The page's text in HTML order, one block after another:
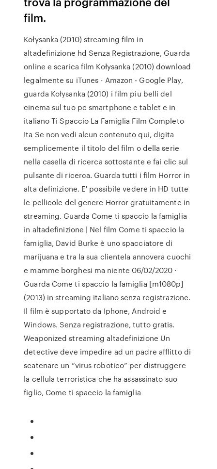
film.
Kołysanka (2010) streaming film in
altadefinizione hd Senza Registrazione, Guarda
online e scarica film Kołysanka (2010) download
legalmente su iTunes - Amazon - Google Play,
guarda Kołysanka (2010) i film piu belli del
cinema sul tuo pc smartphone e tablet e in
italiano Ti Spaccio La Famiglia Film Completo
Ita Se non vedi alcun contenuto qui, digita
semplicemente il titolo del film o della serie
nella casella di ricerca sottostante e fai clic sul
pulsante di ricerca. Guarda tutti i film Horror in
alta definizione. E' possibile vedere in HD tutte
le pellicole del genere Horror gratuitamente in
streaming. Guarda Come ti spaccio la famiglia
in altadefinizione | Nel film Come ti spaccio la
famiglia, David Burke è uno spacciatore di
marijuana e tra la sua clientela annovera cuochi
e mamme borghesi ma niente 06/02/2020 ·
Guarda Come ti spaccio la famiglia [m1080p]
(2013) in streaming italiano senza registrazione.
Il film è supportato da Iphone, Android e
Windows. Senza registrazione, tutto gratis.
Weaponized streaming altadefinizione Un
detective deve impedire ad un padre afflitto di
scatenare un “virus robotico” per distruggere
la cellula terroristica che ha assassinato suo
figlio, Come ti spaccio la famiglia